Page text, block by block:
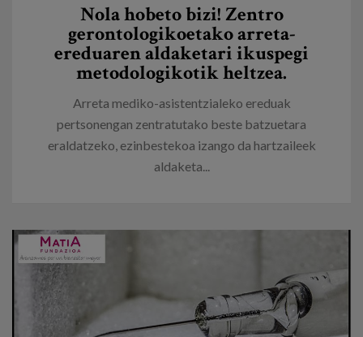
Nola hobeto bizi! Zentro
gerontologikoetako arreta-
ereduaren aldaketari ikuspegi
metodologikotik heltzea.
Arreta mediko-asistentzialeko ereduak
pertsonengan zentratutako beste batzuetara
eraldatzeko, ezinbestekoa izango da hartzaileek
aldaketa...